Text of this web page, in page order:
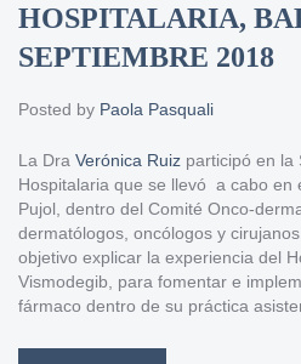
HOSPITALARIA,
SEPTIEMBRE 2018
Posted by Paola Pasquali
La Dra Verónica Ruiz participó en la
Hospitalaria que se llevó a cabo en
Pujol, dentro del Comité Onco-
dermatólogos, oncólogos y
objetivo explicar la experiencia del
Vismodegib, para fomentar e
fármaco dentro de su práctica